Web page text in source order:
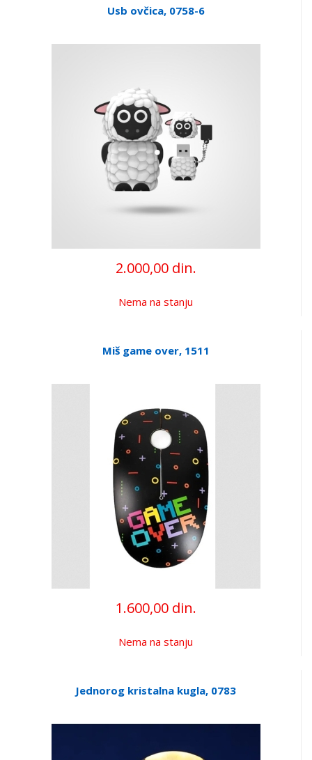
Usb ovčica, 0758-6
2.000,00 din.
Nema na stanju
Miš game over, 1511
1.600,00 din.
Nema na stanju
Jednorog kristalna kugla, 0783